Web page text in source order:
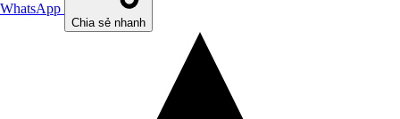
WhatsApp
Chia sẻ nhanh